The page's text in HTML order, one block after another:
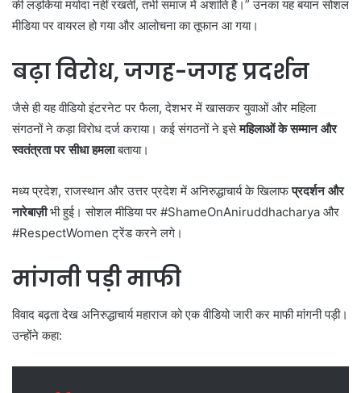
की लड़कियां मर्यादा नहीं रखतीं, तभी समाज में अशांति है।” उनका यह बयान सोशल
मीडिया पर वायरल हो गया और आलोचना का तूफान आ गया।
बढ़ा विरोध, जगह-जगह प्रदर्शन
जैसे ही यह वीडियो इंटरनेट पर फैला, देशभर में खासकर युवाओं और महिला
संगठनों ने कड़ा विरोध दर्ज कराया। कई संगठनों ने इसेमहिलाओं के सम्मान और
स्वतंत्रता पर सीधा हमलाबताया।
मध्य प्रदेश, राजस्थान और उत्तर प्रदेश में अनिरुद्धाचार्य के खिलाफप्रदर्शन और
नारेबाज़ीभी हुई। सोशल मीडिया पर #ShameOnAniruddhacharya और
#RespectWomen ट्रेंड करने लगे।
मांगनी पड़ी माफी
विवाद बढ़ता देख अनिरुद्धाचार्य महाराज को एक वीडियो जारी कर माफी मांगनी पड़ी।
उन्होंने कहा: